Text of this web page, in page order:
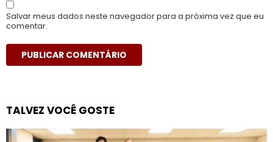
Salvar meus dados neste navegador para a próxima vez que eu
comentar.
TALVEZ VOCÊ GOSTE